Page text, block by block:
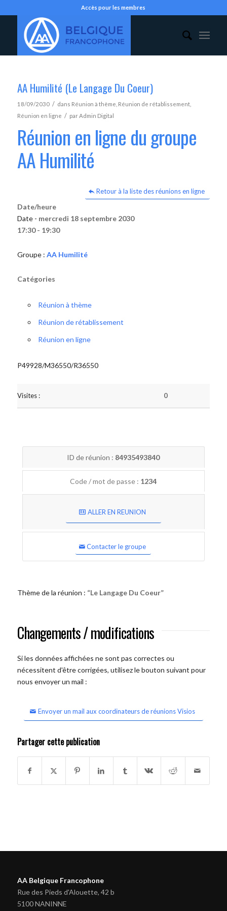
Accès pour les membres
AA Humilité (Le Langage Du Coeur)
18/09/2030 / dans Réunion à thème Réunion de rétablissement,
Réunion en ligne / parAdmin Digital
Réunion en ligne du groupe
AA Humilité
Retour à la liste des réunions en ligne
Date/heure
Date - mercredi 18 septembre 2030
17:30 - 19:30
Groupe : AA Humilité
Catégories
Réunion à thème
Réunion de rétablissement
Réunion en ligne
P49928/M36550/R36550
Visites : 0
ID de réunion : 84935493840
Code / mot de passe : 1234
ALLER EN REUNION
Contacter le groupe
Thème de la réunion : “Le Langage Du Coeur”
Changements / modifications
Si les données affichées ne sont pas correctes ou
nécessitent d'être corrigées, utilisez le bouton suivant pour
nous envoyer un mail :
Envoyer un mail aux coordinateurs de réunions Visios
Partager cette publication
AA Belgique Francophone
Rue des Pieds d'Alouette, 42 b
5100 NANINNE